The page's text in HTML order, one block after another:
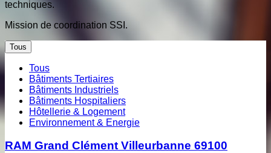
techniques.
Mission de coordination SSI.
Tous
Tous
Bâtiments Tertiaires
Bâtiments Industriels
Bâtiments Hospitaliers
Hôtellerie & Logement
Environnement & Energie
RAM Grand Clément Villeurbanne 69100